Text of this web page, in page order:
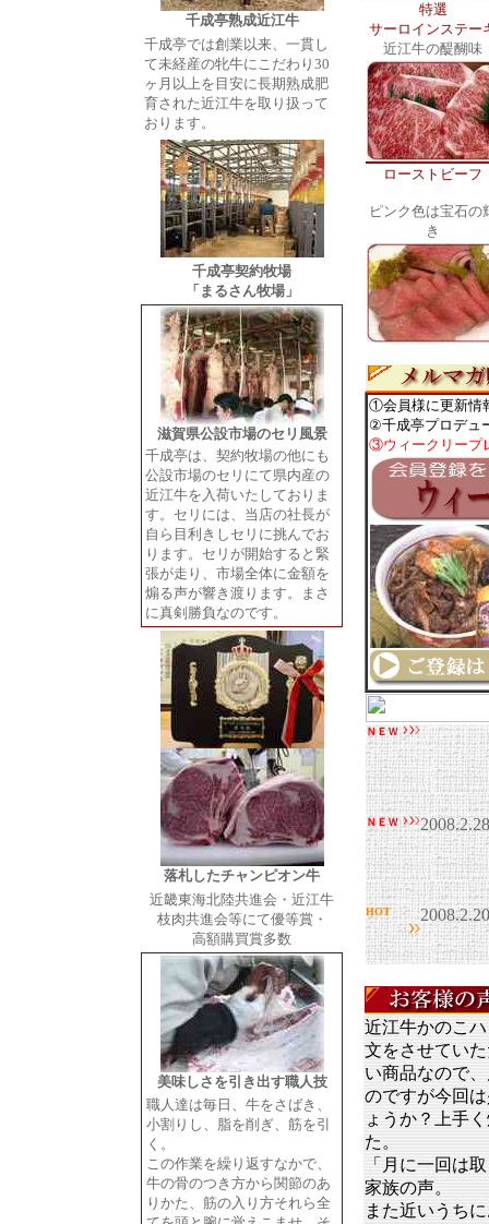
千成亭熟成近江牛
千成亭では創業以来、一貫し
て未経産の牝牛にこだわり30
ヶ月以上を目安に長期熟成肥
育された近江牛を取り扱って
おります。
千成亭契約牧場
「まるさん牧場」
滋賀県公設市場のセリ風景
千成亭は、契約牧場の他にも
公設市場のセリにて県内産の
近江牛を入荷いたしておりま
す。セリには、当店の社長が
自ら目利きしセリに挑んでお
ります。セリが開始すると緊
張が走り、市場全体に金額を
煽る声が響き渡ります。まさ
に真剣勝負なのです。
落札したチャンピオン牛
近畿東海北陸共進会・近江牛
枝肉共進会等にて優等賞・
高額購買賞多数
美味しさを引き出す職人技
職人達は毎日、牛をさばき、
小割りし、脂を削ぎ、筋を引
く。
この作業を繰り返すなかで、
牛の骨のつき方から関節のあ
りかた、筋の入り方それら全
特選
サーロインステー
近江牛の醍醐味
ローストビーフ
ピンク色は宝石の
き
①会員様に更新情
②千成亭プロデュ
③ウィークリープ
近江牛かのこ
文をさせてい
い商品なので
のですが今回
ょうか？上手
た。
「月に一回は
家族の声。
また近いうち